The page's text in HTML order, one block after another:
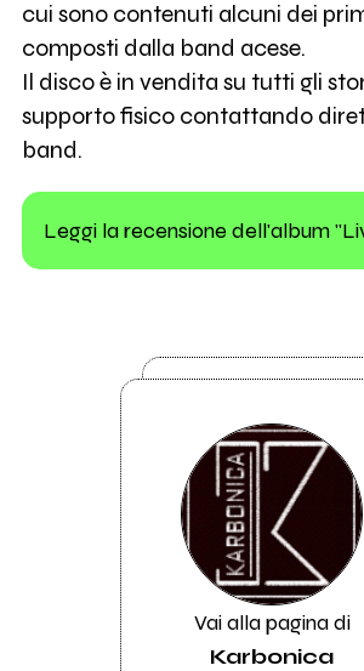
cui sono contenuti alcuni dei
composti dalla band acese.
Il disco è in vendita su tutti gli
supporto fisico contattando
band.
Leggi la recensione dell'album
Vai alla pagina di
Karbonica